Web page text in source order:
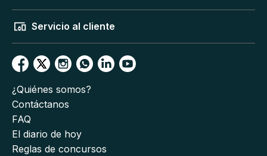
Servicio al cliente
¿Quiénes somos?
Contáctanos
FAQ
El diario de hoy
Reglas de concursos